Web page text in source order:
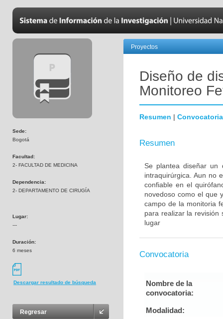
Sede:
Bogotá
Facultad:
2- FACULTAD DE MEDICINA
Dependencia:
2- DEPARTAMENTO DE CIRUGÍA
Lugar:
---
Duración:
6 meses
Descargar resultado de búsqueda
Regresar
Proyectos
Diseño de
Monitoreo
Resumen | Convocatoria
Resumen
Se plantea diseñar un
intraquirúrgica. Aun no
confiable en el
novedoso como el que
campo de la monitoria
para realizar la revisión
lugar
Convocatoria
Nombre de la
convocatoria:
Modalidad: